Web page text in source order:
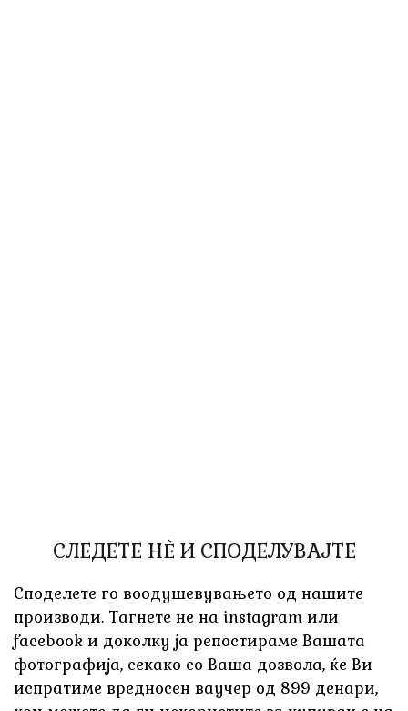
СЛЕДЕТЕ НÈ И СПОДЕЛУВАЈТЕ
Споделете го воодушевувањето од нашите
производи. Тагнете не на instagram или
facebook и доколку ја репостираме Вашата
фотографија, секако со Ваша дозвола, ќе Ви
испратиме вредносен ваучер од 899 денари,